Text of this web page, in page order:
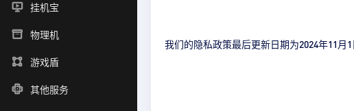
挂机宝
物理机
游戏盾
其他服务
我们的隐私政策最后更新日期为2024年11